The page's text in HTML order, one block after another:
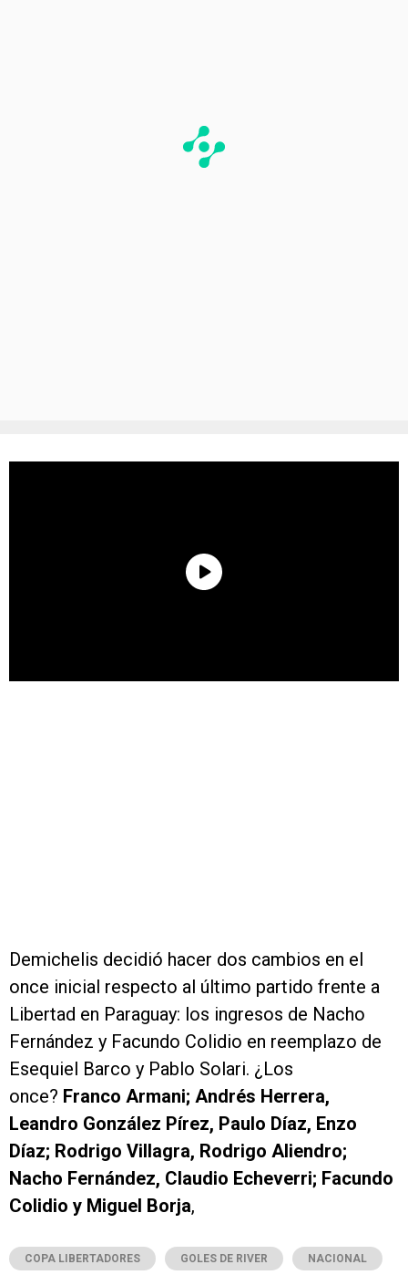
Demichelis decidió hacer dos cambios en el
once inicial respecto al último partido frente a
Libertad en Paraguay: los ingresos de Nacho
Fernández y Facundo Colidio en reemplazo de
Esequiel Barco y Pablo Solari. ¿Los
once? Franco Armani; Andrés Herrera,
Leandro González Pírez, Paulo Díaz, Enzo
Díaz; Rodrigo Villagra, Rodrigo Aliendro;
Nacho Fernández, Claudio Echeverri; Facundo
Colidio y Miguel Borja,
COPA LIBERTADORES GOLES DE RIVER NACIONAL